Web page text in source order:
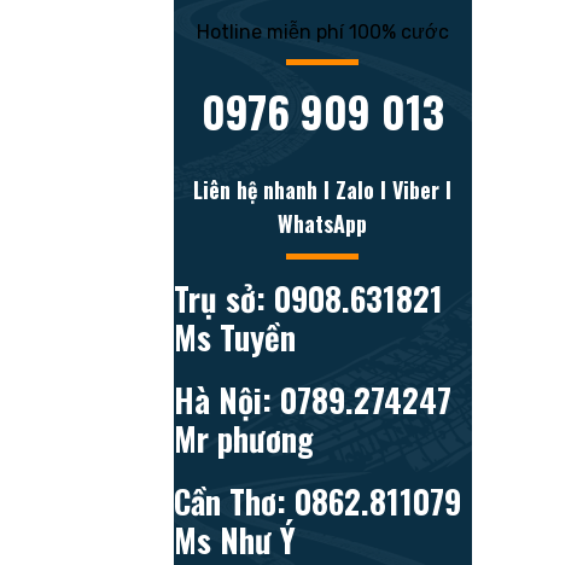
Hotline miễn phí 100% cước
0976 909 013
Liên hệ nhanh l Zalo l Viber l
WhatsApp
Trụ sở: 0908.631821
Ms Tuyền
Hà Nội: 0789.274247
Mr phương
Cần Thơ: 0862.811079
Ms Như Ý